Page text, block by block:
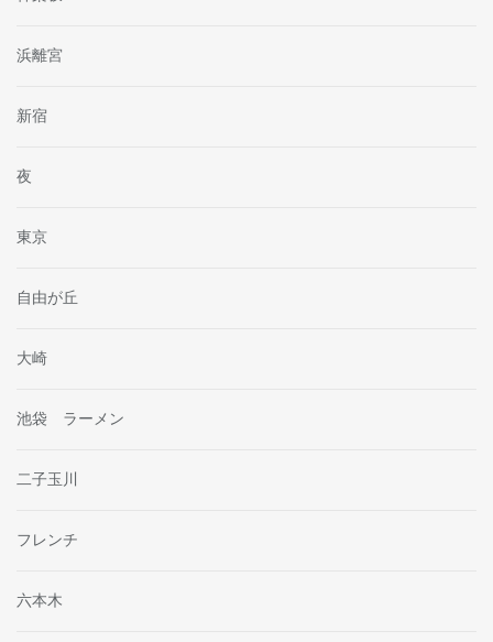
浜離宮
新宿
夜
東京
自由が丘
大崎
池袋 ラーメン
二子玉川
フレンチ
六本木